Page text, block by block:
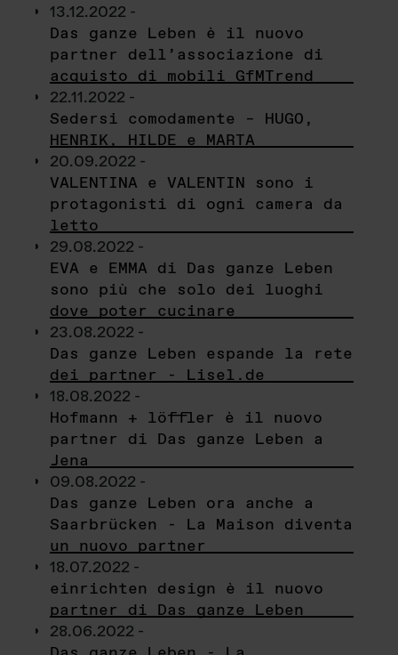
13.12.2022 -
Das ganze Leben è il nuovo
partner dell’associazione di
acquisto di mobili GfMTrend
22.11.2022 -
Sedersi comodamente – HUGO,
HENRIK, HILDE e MARTA
20.09.2022 -
VALENTINA e VALENTIN sono i
protagonisti di ogni camera da
letto
29.08.2022 -
EVA e EMMA di Das ganze Leben
sono più che solo dei luoghi
dove poter cucinare
23.08.2022 -
Das ganze Leben espande la rete
dei partner - Lisel.de
18.08.2022 -
Hofmann + löffler è il nuovo
partner di Das ganze Leben a
Jena
09.08.2022 -
Das ganze Leben ora anche a
Saarbrücken - La Maison diventa
un nuovo partner
18.07.2022 -
einrichten design è il nuovo
partner di Das ganze Leben
28.06.2022 -